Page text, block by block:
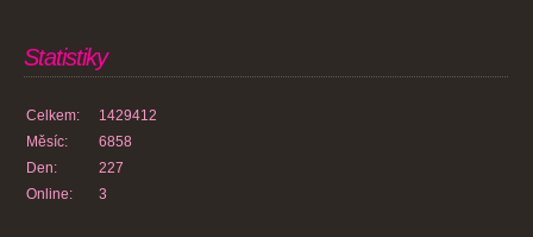
Statistiky
Online: 3
Celkem:
1429412
Měsíc:
6858
Den:
227